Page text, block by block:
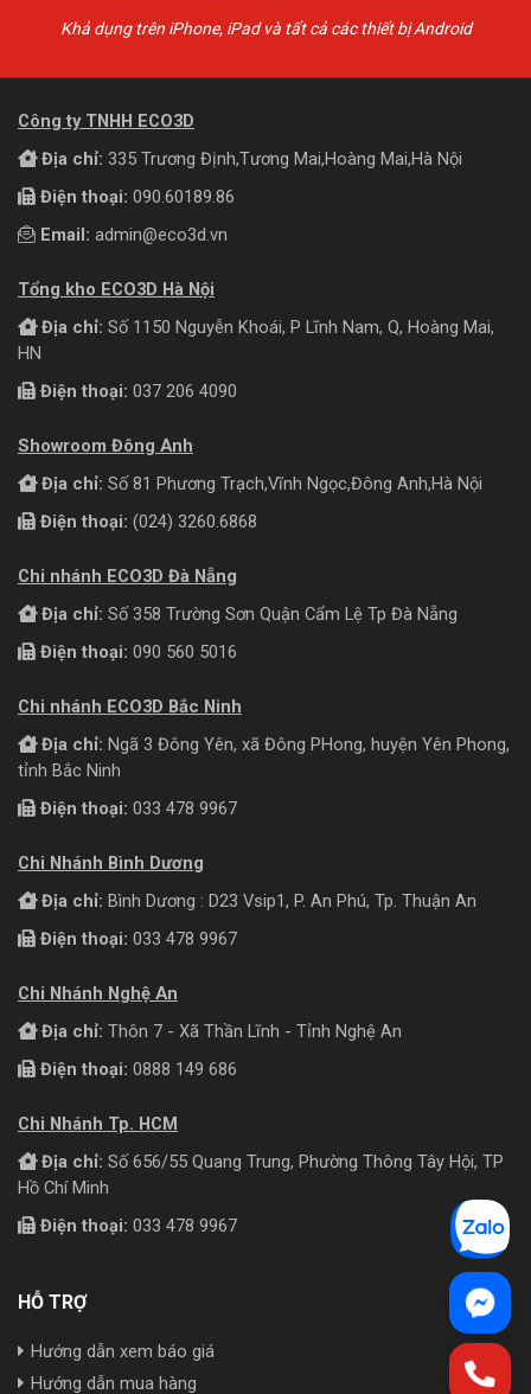
Khả dụng trên iPhone, iPad và tất cả các thiết bị Android
Công ty TNHH ECO3D
Địa chỉ: 335 Trương Định,Tương Mai,Hoàng Mai,Hà Nội
Điện thoại: 090.60189.86
Email: admin@eco3d.vn
Tổng kho ECO3D Hà Nội
Địa chỉ: Số 1150 Nguyễn Khoái, P Lĩnh Nam, Q, Hoàng Mai,
HN
Điện thoại: 037 206 4090
Showroom Đông Anh
Địa chỉ: Số 81 Phương Trạch,Vĩnh Ngọc,Đông Anh,Hà Nội
Điện thoại: (024) 3260.6868
Chi nhánh ECO3D Đà Nẵng
Địa chỉ: Số 358 Trường Sơn Quận Cẩm Lệ Tp Đà Nẵng
Điện thoại: 090 560 5016
Chi nhánh ECO3D Bắc Ninh
Địa chỉ: Ngã 3 Đông Yên, xã Đông PHong, huyện Yên Phong,
tỉnh Bắc Ninh
Điện thoại: 033 478 9967
Chi Nhánh Bình Dương
Địa chỉ: Bình Dương : D23 Vsip1, P. An Phú, Tp. Thuận An
Điện thoại: 033 478 9967
Chi Nhánh Nghệ An
Địa chỉ: Thôn 7 - Xã Thần Lĩnh - Tỉnh Nghệ An
Điện thoại: 0888 149 686
Chi Nhánh Tp. HCM
Địa chỉ: Số 656/55 Quang Trung, Phường Thông Tây Hội, TP
Hồ Chí Minh
Điện thoại: 033 478 9967
HỖ TRỢ
Hướng dẫn xem báo giá
Hướng dẫn mua hàng